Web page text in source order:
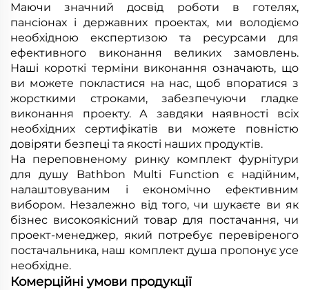
Маючи значний досвід роботи в готелях,
пансіонах і державних проектах, ми володіємо
необхідною експертизою та ресурсами для
ефективного виконання великих замовлень.
Наші короткі терміни виконання означають, що
ви можете покластися на нас, щоб впоратися з
жорсткими строками, забезпечуючи гладке
виконання проекту. А завдяки наявності всіх
необхідних сертифікатів ви можете повністю
довіряти безпеці та якості наших продуктів.
На переповненому ринку комплект фурнітури
для душу Bathbon Multi Function є надійним,
налаштовуваним і економічно ефективним
вибором. Незалежно від того, чи шукаєте ви як
бізнес високоякісний товар для постачання, чи
проект-менеджер, який потребує перевіреного
постачальника, наш комплект душа пропонує усе
необхідне.
Комерційні умови продукції